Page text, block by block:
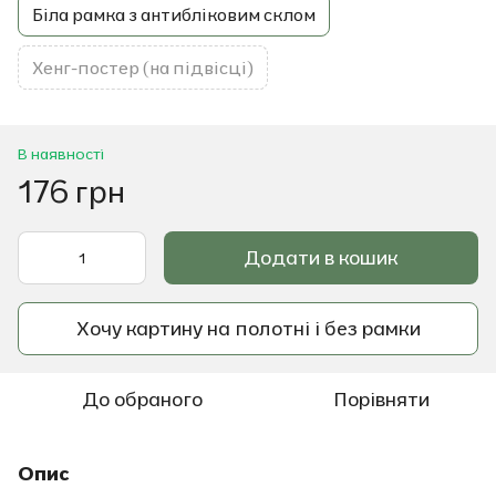
Біла рамка з антибліковим склом
Хенг-постер (на підвісці)
В наявності
176 грн
Додати в кошик
Хочу картину на полотні і без рамки
До обраного Порівняти
Опис